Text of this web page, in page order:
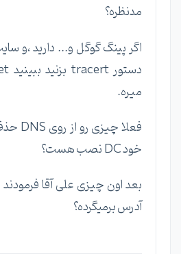
مدنظره؟
اگر پینگ گوگل و... دارید ،و
میره.
خود DC نصب هست؟
بعد اون چیزی علی آقا فرمودند
آدرس برمیگرده؟